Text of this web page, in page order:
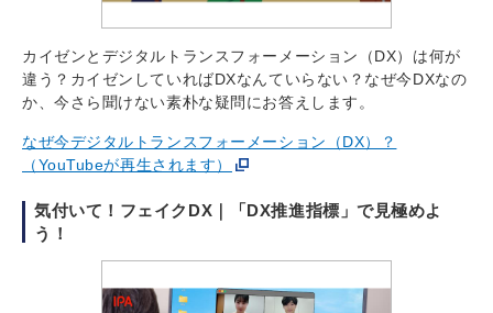
カイゼンとデジタルトランスフォーメーション（DX）は何が
違う？カイゼンしていればDXなんていらない？なぜ今DXなの
か、今さら聞けない素朴な疑問にお答えします。
なぜ今デジタルトランスフォーメーション（DX）？
（YouTubeが再生されます）
気付いて！フェイクDX｜「DX推進指標」で見極めよ
う！